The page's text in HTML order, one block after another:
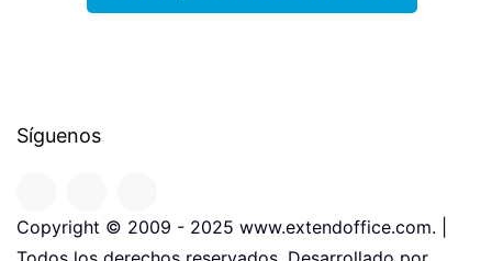
Síguenos
Copyright © 2009 - 2025 www.extendoffice.com. |